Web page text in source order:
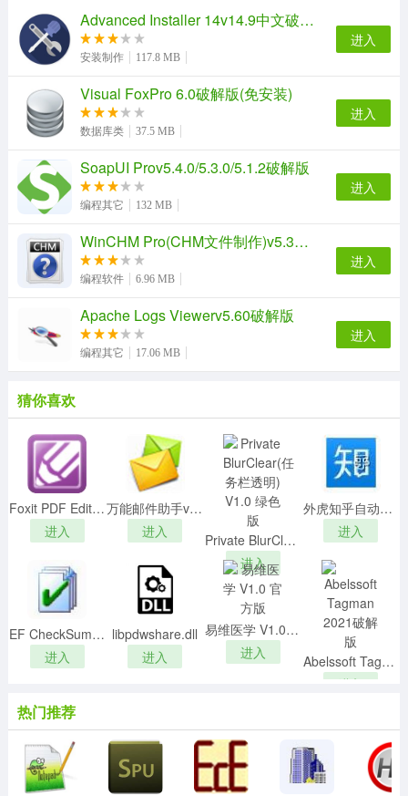
安装教程
1、下载软件包解压，运行.exe文件开始安装软件。
2、选择软件的安装目录，然后点击立即安装。
3、正在安装软件，请稍等。
Advanced Installer 14v14.9中文破解版
安装制作 117.8 MB
进入
Visual FoxPro 6.0破解版(免安装)
数据库类 37.5 MB
进入
SoapUI Prov5.4.0/5.3.0/5.1.2破解版
编程其它 132 MB
进入
WinCHM Pro(CHM文件制作)v5.37中文免激活破解版
编程软件 6.96 MB
进入
Apache Logs Viewerv5.60破解版
编程其它 17.06 MB
进入
猜你喜欢
Foxit PDF Editorv2.2中文破解版
进入
万能邮件助手v1.5.3.10绿色版
进入
Private BlurClear(任务栏透明) V1.0 绿色版
进入
外虎知乎自动问答系统v8.9免费版
进入
EF CheckSum Manager(文件检验工具)v19.12中文绿色版
进入
libpdwshare.dll
进入
易维医学 V1.0 官方版
进入
Abelssoft Tagman 2021破解版
进入
热门推荐